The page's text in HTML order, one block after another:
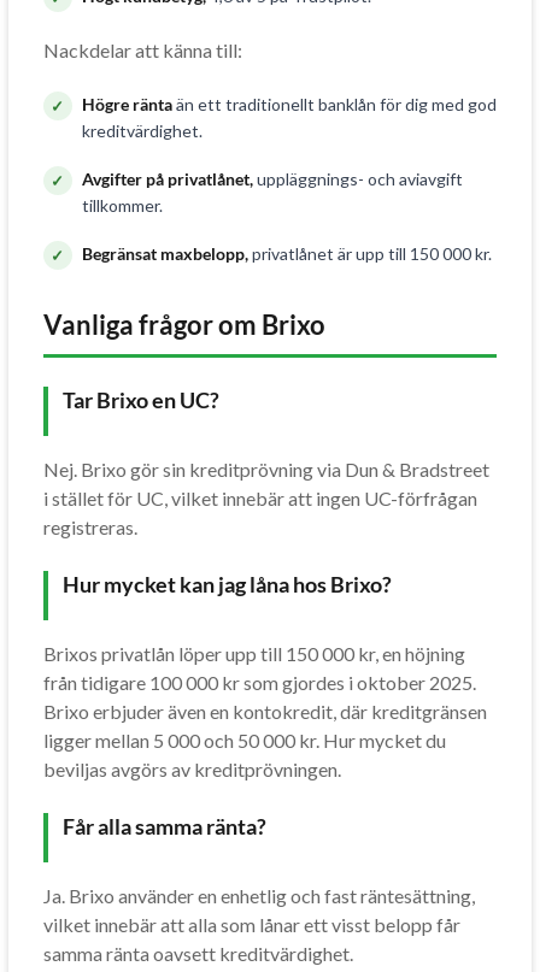
Nackdelar att känna till:
Högre räntaän ett traditionellt banklån för dig med god
kreditvärdighet.
Avgifter på privatlånet,uppläggnings- och aviavgift
tillkommer.
Begränsat maxbelopp,privatlånet är upp till 150 000 kr.
Vanliga frågor om Brixo
Tar Brixo en UC?
Nej. Brixo gör sin kreditprövning via Dun & Bradstreet
i stället för UC, vilket innebär att ingen UC-förfrågan
registreras.
Hur mycket kan jag låna hos Brixo?
Brixos privatlån löper upp till 150 000 kr, en höjning
från tidigare 100 000 kr som gjordes i oktober 2025.
Brixo erbjuder även en kontokredit, där kreditgränsen
ligger mellan 5 000 och 50 000 kr. Hur mycket du
beviljas avgörs av kreditprövningen.
Får alla samma ränta?
Ja. Brixo använder en enhetlig och fast räntesättning,
vilket innebär att alla som lånar ett visst belopp får
samma ränta oavsett kreditvärdighet.